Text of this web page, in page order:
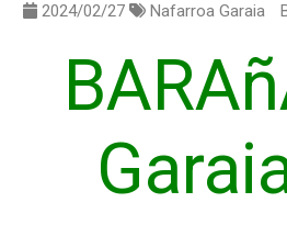
2024/02/27 Nafarroa Garaia